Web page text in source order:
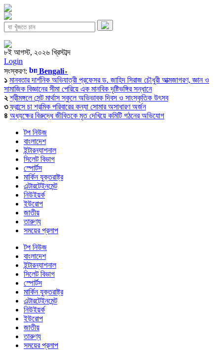
৮ই আগস্ট, ২০২৬ খ্রিস্টাব্দ
Login
সংস্করণ:
Bengali▼
১ মানবতার দার্শনিক অভিযাত্রী প্রফেসর ড. জাহিদ সিরাজ চৌধুরী আত্মজাগরণ, জ্ঞান ও
সামাজিক বিজ্ঞানের সীমা পেরিয়ে এক মানবিক দৃষ্টিভঙ্গির সন্ধানে
২ শ্রীমঙ্গলে সেন্ট মার্থাস স্কুলে অভিভাবক দিবস ও সাংস্কৃতিক উৎসব
৩ ফ্রান্সে চা শ্রমিক পরিবারের কন্যা সোমার অসাধারণ অর্জন
৪ অধ্যক্ষের বিরুদ্ধে জীবিতকে মৃত দেখিয়ে কমিটি গঠনের অভিযোগ
টপ নিউজ
বাংলাদেশ
ইন্টারন্যাশনাল
সিলেট বিভাগ
স্পোর্টস
মার্কিন যুক্তরাষ্ট্র
এন্টারটেইনমেন্ট
নিউইয়র্ক
ইউরোপ
জাতীয়
তারুণ্য
সময়ের প্রলাপ
টপ নিউজ
বাংলাদেশ
ইন্টারন্যাশনাল
সিলেট বিভাগ
স্পোর্টস
মার্কিন যুক্তরাষ্ট্র
এন্টারটেইনমেন্ট
নিউইয়র্ক
ইউরোপ
জাতীয়
তারুণ্য
সময়ের প্রলাপ